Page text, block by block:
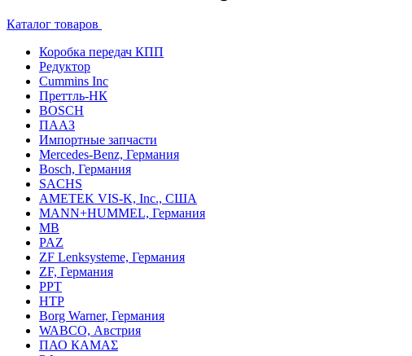
Каталог товаров
Коробка передач КПП
Редуктор
Cummins Inc
Преттль-НК
BOSCH
ПААЗ
Импортные запчасти
Mercedes-Benz, Германия
Bosch, Германия
SACHS
AMETEK VIS-K, Inc., США
MANN+HUMMEL, Германия
MB
PAZ
ZF Lenksysteme, Германия
ZF, Германия
PPT
HTP
Borg Warner, Германия
WABCO, Австрия
ПАО КАМАΣ